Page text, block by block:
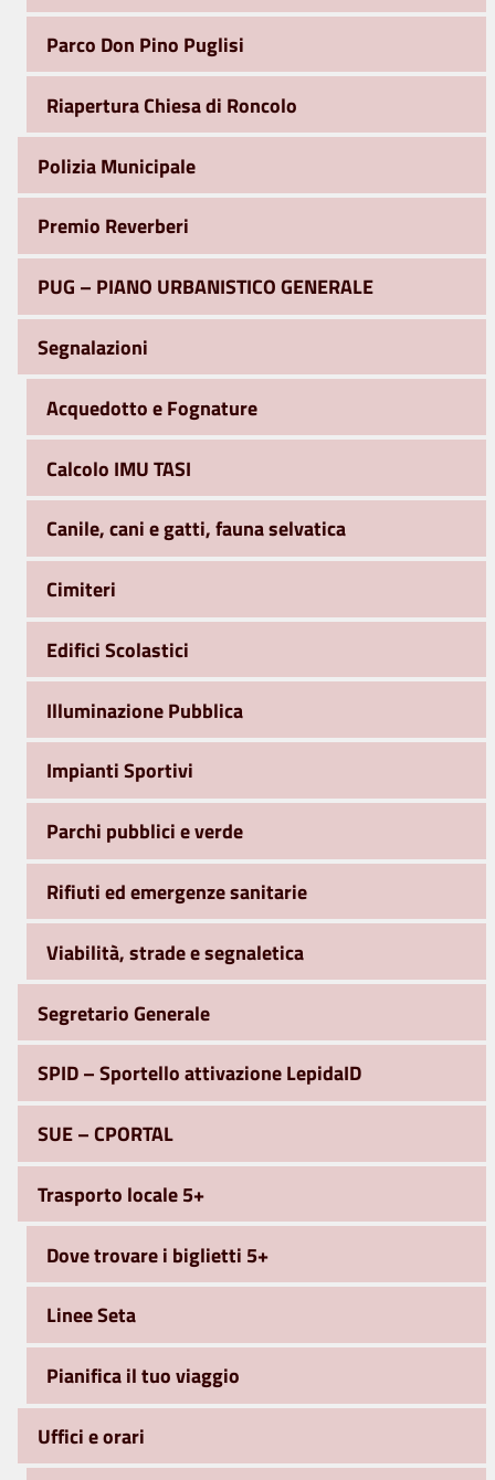
Parco Don Pino Puglisi
Riapertura Chiesa di Roncolo
Polizia Municipale
Premio Reverberi
PUG – PIANO URBANISTICO GENERALE
Segnalazioni
Acquedotto e Fognature
Calcolo IMU TASI
Canile, cani e gatti, fauna selvatica
Cimiteri
Edifici Scolastici
Illuminazione Pubblica
Impianti Sportivi
Parchi pubblici e verde
Rifiuti ed emergenze sanitarie
Viabilità, strade e segnaletica
Segretario Generale
SPID – Sportello attivazione LepidaID
SUE – CPORTAL
Trasporto locale 5+
Dove trovare i biglietti 5+
Linee Seta
Pianifica il tuo viaggio
Uffici e orari